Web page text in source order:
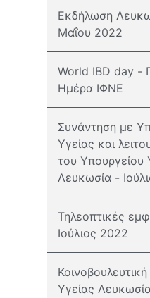
Εκδήλωση
Μαΐου 2022
World IBD day -
Ημέρα ΙΦΝΕ
Συνάντηση με
Υγείας και
του Υπουργείου
Λευκωσία -
Τηλεοπτικές
Ιούλιος 2022
Υγείας